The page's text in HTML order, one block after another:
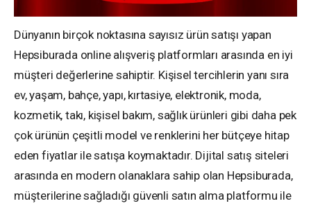
Dünyanın birçok noktasına sayısız ürün satışı yapan
Hepsiburada online alışveriş platformları arasında en iyi
müşteri değerlerine sahiptir. Kişisel tercihlerin yanı sıra
ev, yaşam, bahçe, yapı, kırtasiye, elektronik, moda,
kozmetik, takı, kişisel bakım, sağlık ürünleri gibi daha pek
çok ürünün çeşitli model ve renklerini her bütçeye hitap
eden fiyatlar ile satışa koymaktadır. Dijital satış siteleri
arasında en modern olanaklara sahip olan Hepsiburada,
müşterilerine sağladığı güvenli satın alma platformu ile